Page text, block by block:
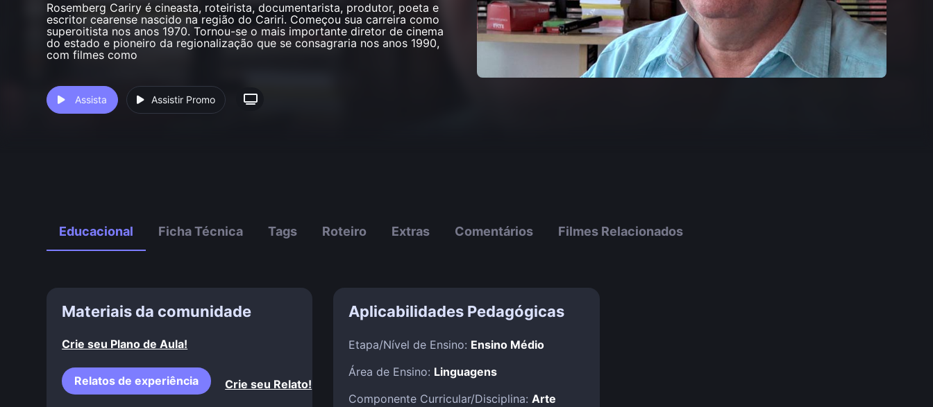
Rosemberg Cariry é cineasta, roteirista, documentarista, produtor, poeta e
escritor cearense nascido na região do Cariri. Começou sua carreira como
superoitista nos anos 1970. Tornou-se o mais importante diretor de cinema
do estado e pioneiro da regionalização que se consagraria nos anos 1990,
com filmes como
Assista Assistir Promo
Educacional Ficha Técnica Tags Roteiro Extras Comentários Filmes Relacionados
Materiais da comunidade
Crie seu Plano de Aula!
Relatos de experiência Crie seu Relato!
Aplicabilidades Pedagógicas
Etapa/Nível de Ensino: Ensino Médio
Área de Ensino: Linguagens
Componente Curricular/Disciplina: Arte